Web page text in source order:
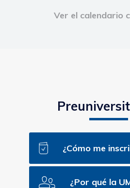
Ver el calendario
¿Cómo me
¿Por qué la